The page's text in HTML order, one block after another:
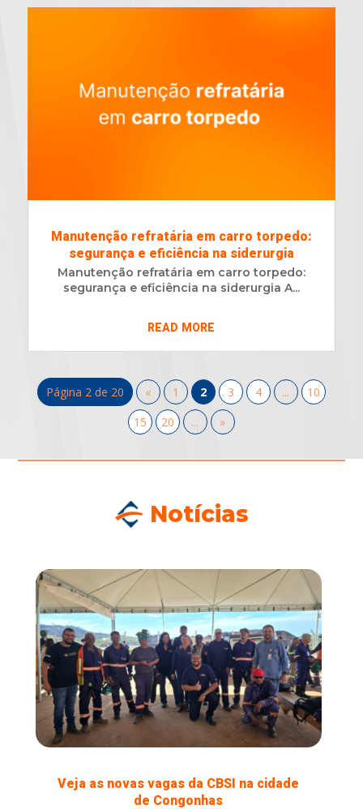
Manutenção refratária em carro torpedo:
segurança e eficiência na siderurgia
Manutenção refratária em carro torpedo:
segurança e eficiência na siderurgia A...
READ MORE
Página 2 de 20 « 1 2 3 4 ...
10
15
20 ... »
Notícias
Veja as novas vagas da CBSI na cidade
de Congonhas